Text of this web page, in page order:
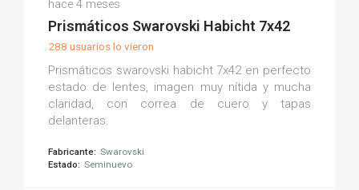
hace 4 meses
Prismáticos Swarovski Habicht 7x42
288 usuarios lo vieron
Prismáticos swarovski habicht 7x42 en perfecto
estado de lentes, imagen muy nítida y mucha
claridad, con correa de cuero y tapas
delanteras.
Fabricante: Swarovski
Estado: Seminuevo